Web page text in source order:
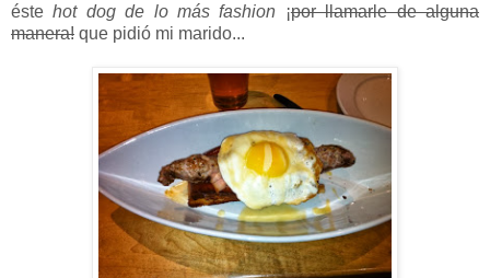
éstehot dog de lo más fashion ¡por llamarle de alguna
manera! que pidió mi marido...